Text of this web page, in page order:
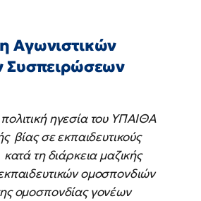
Αγωνιστικών
Συσπειρώσεων
ηγεσία του ΥΠΑΙΘΑ
βίας σε εκπαιδευτικούς
τη διάρκεια μαζικής
ομοσπονδιών
ομοσπονδίας γονέων